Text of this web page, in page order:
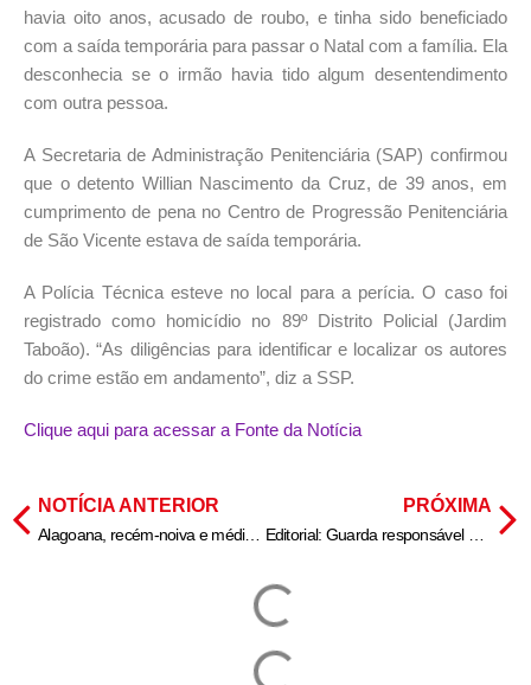
havia oito anos, acusado de roubo, e tinha sido beneficiado
com a saída temporária para passar o Natal com a família. Ela
desconhecia se o irmão havia tido algum desentendimento
com outra pessoa.
A Secretaria de Administração Penitenciária (SAP) confirmou
que o detento Willian Nascimento da Cruz, de 39 anos, em
cumprimento de pena no Centro de Progressão Penitenciária
de São Vicente estava de saída temporária.
A Polícia Técnica esteve no local para a perícia. O caso foi
registrado como homicídio no 89º Distrito Policial (Jardim
Taboão). “As diligências para identificar e localizar os autores
do crime estão em andamento”, diz a SSP.
Clique aqui para acessar a Fonte da Notícia
NOTÍCIA ANTERIOR
Alagoana, recém-noiva e médica: quem é a brasileira que morreu em incêndio na Tailândia
PRÓXIMA